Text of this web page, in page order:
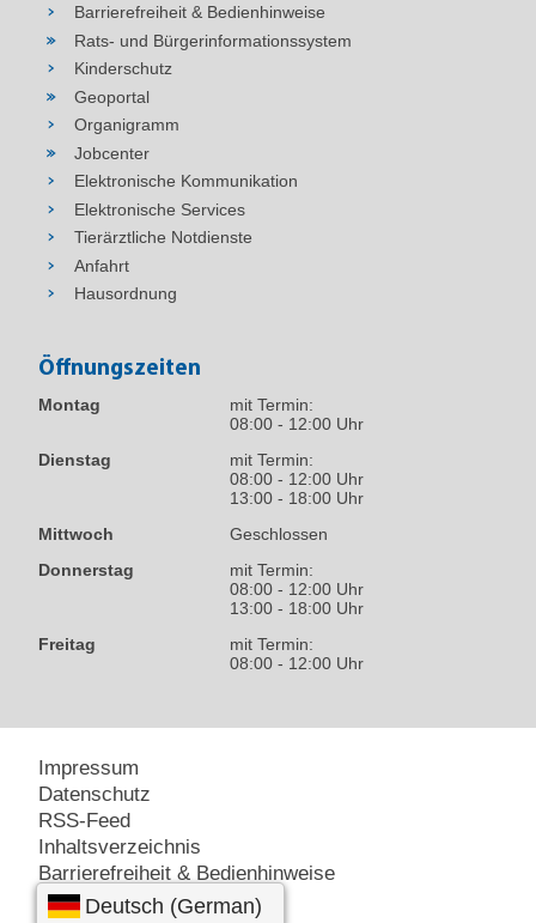
Barrierefreiheit & Bedienhinweise
Rats- und Bürgerinformationssystem
Kinderschutz
Geoportal
Organigramm
Jobcenter
Elektronische Kommunikation
Elektronische Services
Tierärztliche Notdienste
Anfahrt
Hausordnung
Öffnungszeiten
Montag
mit Termin:
08:00 - 12:00 Uhr
Dienstag
mit Termin:
08:00 - 12:00 Uhr
13:00 - 18:00 Uhr
Mittwoch
Geschlossen
Donnerstag
mit Termin:
08:00 - 12:00 Uhr
13:00 - 18:00 Uhr
Freitag
mit Termin:
08:00 - 12:00 Uhr
Impressum
Datenschutz
RSS-Feed
Inhaltsverzeichnis
Barrierefreiheit & Bedienhinweise
Amt24 – Service-Portal